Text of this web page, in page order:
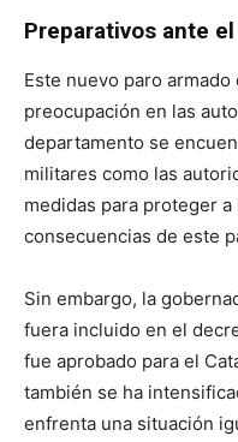
Preparativos ante
Este nuevo paro
preocupación en las
departamento se
militares como las
medidas para proteger
consecuencias de este
Sin embargo, la
fuera incluido en el
fue aprobado para el
también se ha
enfrenta una situación